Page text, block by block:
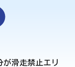
が滑走禁止エリ